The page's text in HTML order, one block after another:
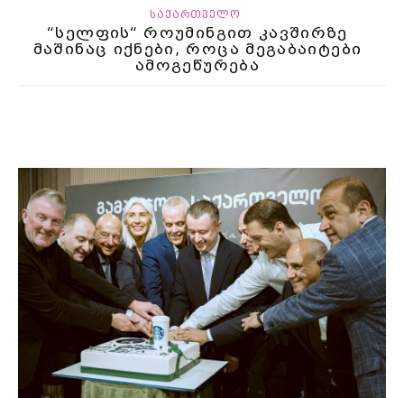
ᲡᲐᲥᲐᲠᲗᲕᲔᲚᲝ
“სელფის“ როუმინგით კავშირზე
მაშინაც იქნები, როცა მეგაბაიტები
ამოგეწურება